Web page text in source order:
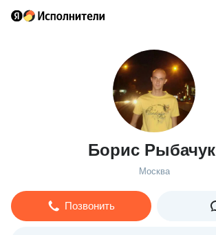
Борис Рыбачук
Москва
Позвонить